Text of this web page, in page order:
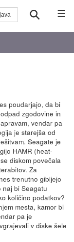
☰
poudarjajo, da bi
zgodovine in
vendar pa
je starejša od
Seagate je
HAMR (heat-
diskom povečala
Za
trenutno gibljejo
bi Seagatu
količino podatkov?
mesta, kamor bi
pa je
v diske šele